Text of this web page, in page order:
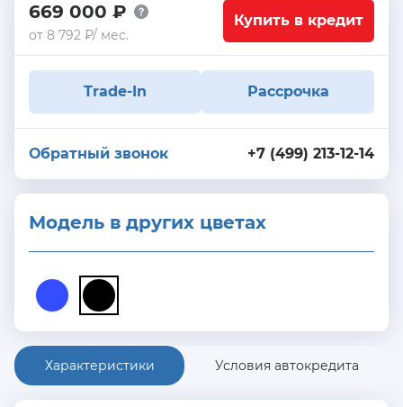
669 000 ₽
от 8 792 ₽/ мес.
Купить в кредит
Trade-In Рассрочка
+7 (499) 213-12-14
Обратный звонок
Модель в других цветах
Характеристики Условия автокредита